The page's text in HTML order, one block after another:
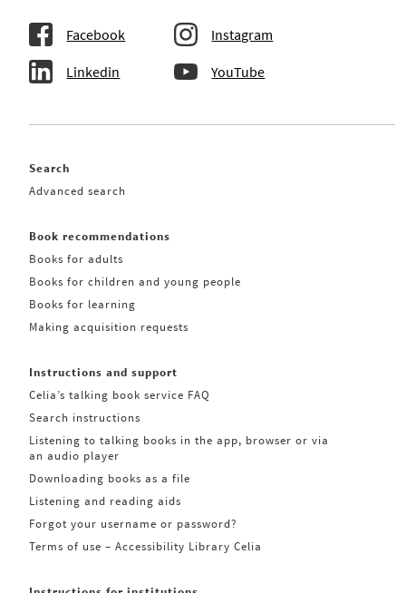
Facebook Instagram
Linkedin YouTube
Search
Advanced search
Book recommendations
Books for adults
Books for children and young people
Books for learning
Making acquisition requests
Instructions and support
Celia’s talking book service FAQ
Search instructions
Listening to talking books in the app, browser or via
an audio player
Downloading books as a file
Listening and reading aids
Forgot your username or password?
Terms of use – Accessibility Library Celia